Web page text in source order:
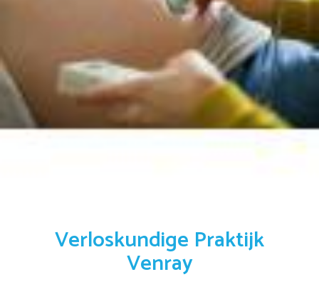
Verloskundige Praktijk
Venray